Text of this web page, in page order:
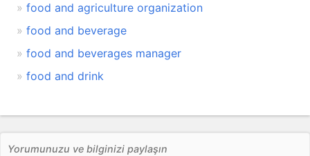
food and agriculture organization
food and beverage
food and beverages manager
food and drink
Yorumunuzu ve bilginizi paylaşın